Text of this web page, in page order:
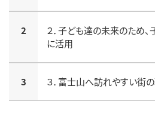
2
２．子ども達の未来のため
に活用
3 ３．富士山へ訪れやすい街